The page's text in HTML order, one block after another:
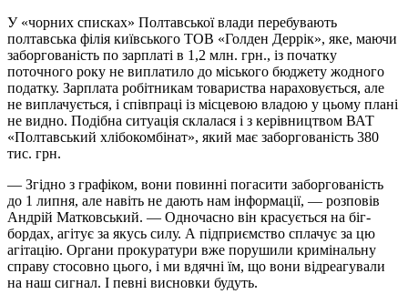
У «чорних списках» Полтавської влади перебувають
полтавська філія київського ТОВ «Голден Деррік», яке, маючи
заборгованість по зарплаті в 1,2 млн. грн., із початку
поточного року не виплатило до міського бюджету жодного
податку. Зарплата робітникам товариства нараховується, але
не виплачується, і співпраці із місцевою владою у цьому плані
не видно. Подібна ситуація склалася і з керівництвом ВАТ
«Полтавський хлібокомбінат», який має заборгованість 380
тис. грн.
— Згідно з графіком, вони повинні погасити заборгованість
до 1 липня, але навіть не дають нам інформації, — розповів
Андрій Матковський. — Одночасно він красується на біг-
бордах, агітує за якусь силу. А підприємство сплачує за цю
агітацію. Органи прокуратури вже порушили кримінальну
справу стосовно цього, і ми вдячні їм, що вони відреагували
на наш сигнал. І певні висновки будуть.